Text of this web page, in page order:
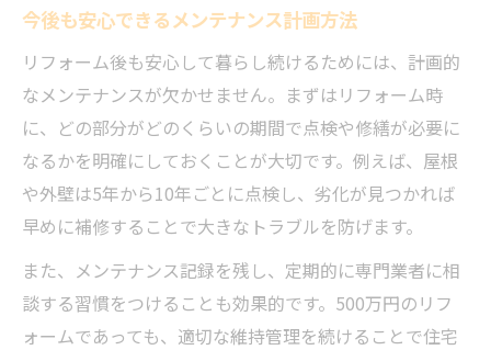
今後も安心できるメンテナンス計画方法
リフォーム後も安心して暮らし続けるためには、計画的
なメンテナンスが欠かせません。まずはリフォーム時
に、どの部分がどのくらいの期間で点検や修繕が必要に
なるかを明確にしておくことが大切です。例えば、屋根
や外壁は5年から10年ごとに点検し、劣化が見つかれば
早めに補修することで大きなトラブルを防げます。
また、メンテナンス記録を残し、定期的に専門業者に相
談する習慣をつけることも効果的です。500万円のリフ
ォームであっても、適切な維持管理を続けることで住宅